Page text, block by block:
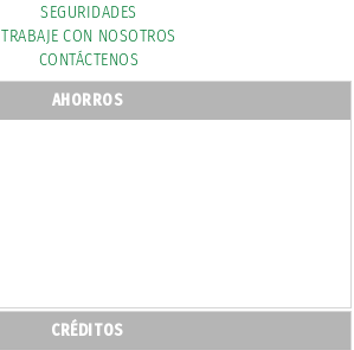
SEGURIDADES
TRABAJE CON NOSOTROS
CONTÁCTENOS
AHORROS
CRÉDITOS